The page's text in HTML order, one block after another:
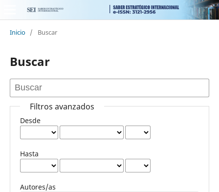
Inicio / Buscar
Buscar
Filtros avanzados
Desde
Hasta
Autores/as